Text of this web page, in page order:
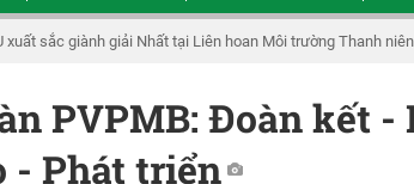
xuất sắc giành giải Nhất tại Liên hoan Môi trường Thanh
PVPMB: Đoàn kết -
- Phát triển